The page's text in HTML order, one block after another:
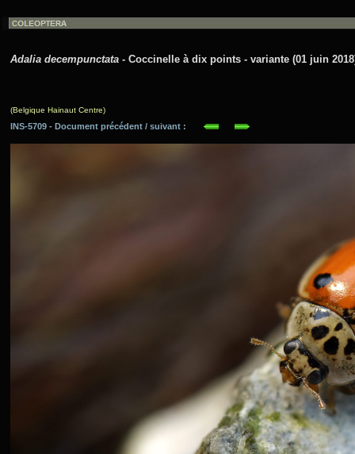
Adalia decempunctata - Coccinelle à dix points - variante (01 juin
(Belgique Hainaut Centre)
INS-5709 - Document précédent / suivant :